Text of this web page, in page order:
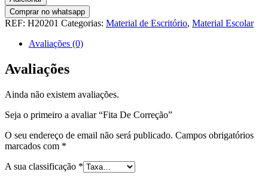
Comprar no whatsapp
REF: H20201 Categorias: Material de Escritório, Material Escolar
Avaliações (0)
Avaliações
Ainda não existem avaliações.
Seja o primeiro a avaliar “Fita De Correção”
O seu endereço de email não será publicado. Campos obrigatórios
marcados com *
A sua classificação *